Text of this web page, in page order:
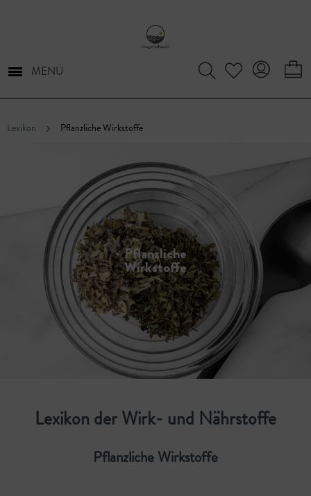
MENÜ
Lexikon Pflanzliche Wirkstoffe
Lexikon der Wirk- und Nährstoffe
Pflanzliche Wirkstoffe
Pflanzliche
Wirkstoffe